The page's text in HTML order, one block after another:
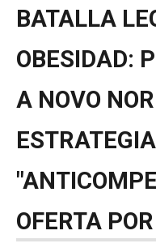
NOTICIAS
CONTACTO
BATALLA
OBESIDAD:
A NOVO
ESTRATEGIA
OFERTA POR